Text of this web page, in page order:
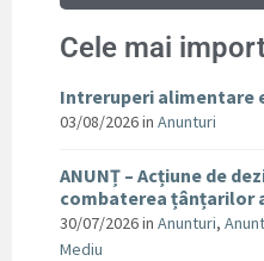
Cele mai
Intreruperi alimentare
03/08/2026in Anunturi
ANUNȚ – Acțiune de
combaterea țânțarilor
30/07/2026in Anunturi,
Mediu